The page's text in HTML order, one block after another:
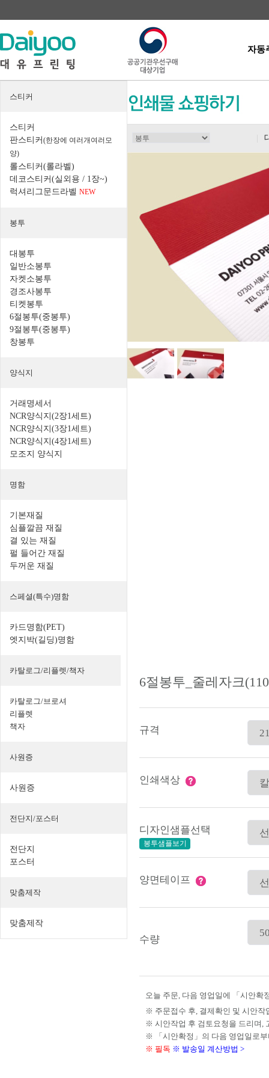
자동
스티커
스티커
판스티커 (한장에 여러개여러모
양)
롤스티커(롤라벨)
데코스티커(실외용 / 1장~)
럭셔리그문드라벨 NEW
봉투
대봉투
일반소봉투
자켓소봉투
경조사봉투
티켓봉투
6절봉투(중봉투)
9절봉투(중봉투)
창봉투
양식지
거래명세서
NCR양식지(2장1세트)
NCR양식지(3장1세트)
NCR양식지(4장1세트)
모조지 양식지
명함
기본재질
심플깔끔 재질
결 있는 재질
펄 들어간 재질
두꺼운 재질
스페셜(특수)명함
카드명함(PET)
엣지박(길딩)명함
카탈로그/리플렛/책자
카탈로그/브로셔
리플렛
책자
사원증
사원증
전단지/포스터
전단지
포스터
맞춤제작
맞춤제작
6절봉투_줄레자크
규격
인쇄색상
디자인샘플선택
봉투샘플보기
양면테이프
수량
오늘 주문, 다음 영업일에 「시안확
※ 주문접수 후, 결제확인 및 시안작
※ 시안작업 후 검토요청을 드리며,
※ 「시안확정」의 다음 영업일로
※ 필독 ※ 발송일 계산방법 >